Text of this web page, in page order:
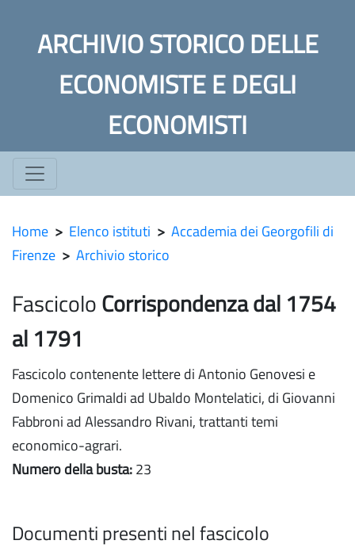
ARCHIVIO STORICO DELLE
ECONOMISTE E DEGLI
ECONOMISTI
Home > Elenco istituti > Accademia dei Georgofili di
Firenze > Archivio storico
FascicoloCorrispondenza dal 1754
al 1791
Fascicolo contenente lettere di Antonio Genovesi e
Domenico Grimaldi ad Ubaldo Montelatici, di Giovanni
Fabbroni ad Alessandro Rivani, trattanti temi
economico-agrari.
Numero della busta:23
Documenti presenti nel fascicolo